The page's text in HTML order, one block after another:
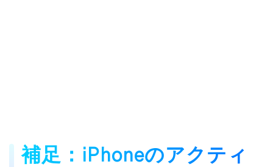
補足：iPhoneのアクティ